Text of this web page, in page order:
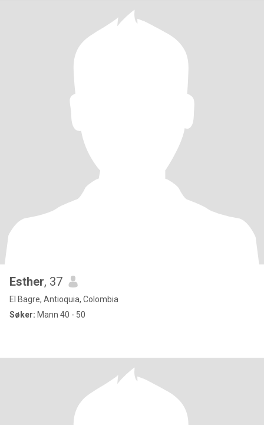
Esther, 37
El Bagre, Antioquia, Colombia
Søker: Mann 40 - 50